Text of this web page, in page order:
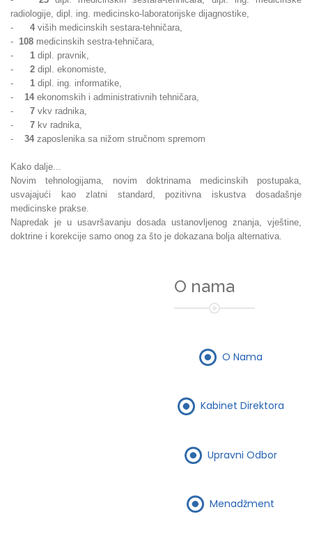
radiologije, dipl. ing. medicinsko-laboratorijske dijagnostike,
- 4 viših medicinskih sestara-tehničara,
- 108 medicinskih sestra-tehničara,
- 1 dipl. pravnik,
- 2 dipl. ekonomiste,
- 1 dipl. ing. informatike,
- 14 ekonomskih i administrativnih tehničara,
- 7 vkv radnika,
- 7 kv radnika,
- 34 zaposlenika sa nižom stručnom spremom
Kako dalje...
Novim tehnologijama, novim doktrinama medicinskih postupaka,
usvajajući kao zlatni standard, pozitivna iskustva dosadašnje
medicinske prakse.
Napredak je u usavršavanju dosada ustanovljenog znanja, vještine,
doktrine i korekcije samo onog za što je dokazana bolja alternativa.
O nama
O Nama
Kabinet Direktora
Upravni Odbor
Menadžment